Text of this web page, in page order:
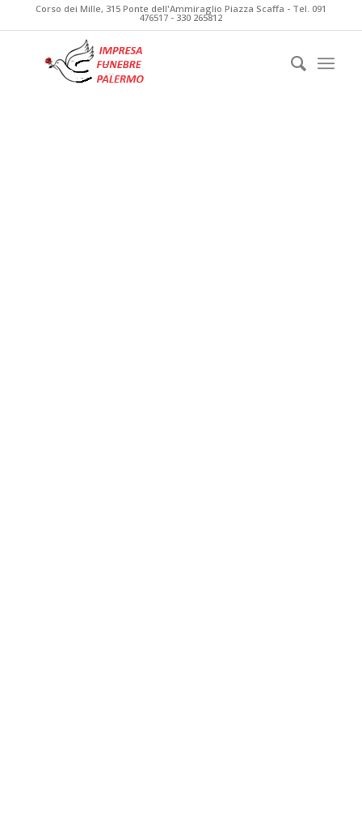
Corso dei Mille, 315 Ponte dell'Ammiraglio Piazza Scaffa - Tel. 091
476517 - 330 265812